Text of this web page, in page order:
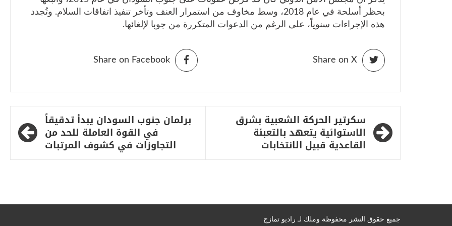
بحظر أسلحة في عام 2018، وسط مخاوف من استمرار العنف وتأخر تنفيذ اتفاقات السلام. وتُجدد
هذه الإجراءات سنوياً، على الرغم من الدعوات المتكررة من جوبا لإلغائها.
Share on Facebook Share on X
تصفّح
المقالات
سكرتير الحركة الشعبية بشرق
الاستوائية يتعهد بالتعبئة
القاعدية قبيل الانتخابات
برلمان جنوب السودان يبدأ تدقيقاً
في القوة العاملة للحد من
التجاوزات في كشوف المرتبات
جميع حقوق النشر محفوظة وملك لـ راديو تمازج